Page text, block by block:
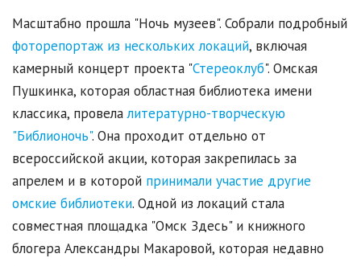
Масштабно прошла "Ночь музеев". Собрали подробный
фоторепортаж из нескольких локаций, включая
камерный концерт проекта "Стереоклуб". Омская
Пушкинка, которая областная библиотека имени
классика, провелалитературно-творческую
"Библионочь". Она проходит отдельно от
всероссийской акции, которая закрепилась за
апрелем и в которой принимали участие другие
омские библиотеки. Одной из локаций стала
совместная площадка "Омск Здесь" и книжного
блогера Александры Макаровой, которая недавно